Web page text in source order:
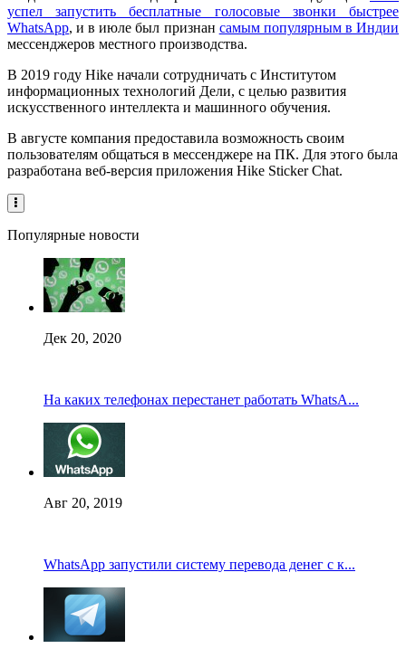
успел запустить бесплатные голосовые звонки быстрее
WhatsApp, и в июле был признан самым популярным в Индии
мессенджеров местного производства.
В 2019 году Hike начали сотрудничать с Институтом
информационных технологий Дели, с целью развития
искусственного интеллекта и машинного обучения.
В августе компания предоставила возможность своим
пользователям общаться в мессенджере на ПК. Для этого была
разработана веб-версия приложения Hike Sticker Chat.
Популярные новости
Дек 20, 2020
На каких телефонах перестанет работать WhatsA...
Авг 20, 2019
WhatsApp запустили систему перевода денег с к...